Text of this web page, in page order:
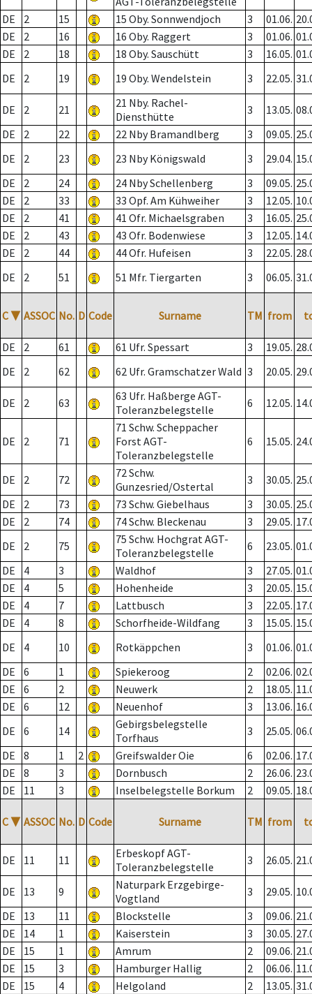
DE
2 15 15 Oby. Sonnwendjoch 3 01.06.
DE
2 16 16 Oby. Raggert 3 01.06.
DE
2 18 18 Oby. Sauschütt 3 16.05.
DE
2 19 19 Oby. Wendelstein 3 22.05.
DE 2 21
21 Nby. Rachel-
Diensthütte
3 13.05.
DE
2 22 22 Nby Bramandlberg 3 09.05.
DE
2 23 23 Nby Königswald 3 29.04.
DE
2 24 24 Nby Schellenberg 3 09.05.
DE
2 33 33 Opf. Am Kühweiher 3 12.05.
DE
2 41 41 Ofr. Michaelsgraben 3 16.05.
DE
2 43 43 Ofr. Bodenwiese 3 12.05.
DE
2 44 44 Ofr. Hufeisen 3 22.05.
DE
2 51 51 Mfr. Tiergarten 3 06.05.
C ▼ ASSOC No. D Code Surname TM from
DE 2 61 61 Ufr. Spessart 3 19.05.
DE
2 62 62 Ufr. Gramschatzer Wald 3 20.05.
DE 2 63
63 Ufr. Haßberge AGT-
Toleranzbelegstelle
6 12.05.
DE 2 71
71 Schw. Scheppacher
Forst AGT-
Toleranzbelegstelle
6 15.05.
DE 2 72
72 Schw.
Gunzesried/Ostertal
3 30.05.
DE
2 73 73 Schw. Giebelhaus 3 30.05.
DE
2 74 74 Schw. Bleckenau 3 29.05.
DE
2 75
75 Schw. Hochgrat AGT-
Toleranzbelegstelle
6 23.05.
DE
4 3 Waldhof 3 27.05.
DE
4 5 Hohenheide 3 20.05.
DE
4 7 Lattbusch 3 22.05.
DE
4 8 Schorfheide-Wildfang 3 15.05.
DE
4 10 Rotkäppchen 3 01.06.
DE
6 1 Spiekeroog 2 02.06.
DE
6 2 Neuwerk 2 18.05.
DE
6 12 Neuenhof 3 13.06.
DE
6 14
Gebirgsbelegstelle
Torfhaus
3 25.05.
DE
8 1 2 Greifswalder Oie 6 02.06.
DE
8 3 Dornbusch 2 26.06.
DE
11 3 Inselbelegstelle Borkum 2 09.05.
C ▼ ASSOC No. D Code Surname TM from
DE 11 11
Erbeskopf AGT-
Toleranzbelegstelle
3 26.05.
DE 13 9
Naturpark Erzgebirge-
Vogtland
3 29.05.
DE
13 11 Blockstelle 3 09.06.
DE
14 1 Kaiserstein 3 30.05.
DE
15 1 Amrum 2 09.06.
DE
15 3 Hamburger Hallig 2 06.06.
DE
15 4 Helgoland 2 13.05.